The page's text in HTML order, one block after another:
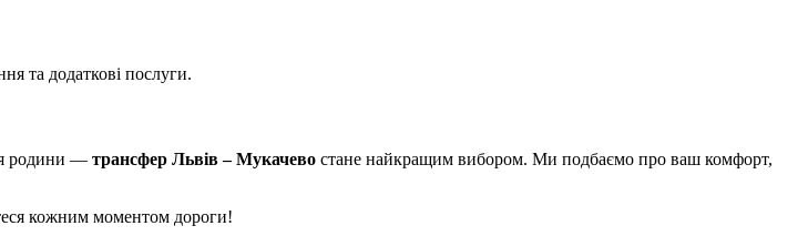
та додаткові послуги.
родини — трансфер Львів – Мукачево стане найкращим вибором. Ми подбаємо про ваш комфорт,
кожним моментом дороги!